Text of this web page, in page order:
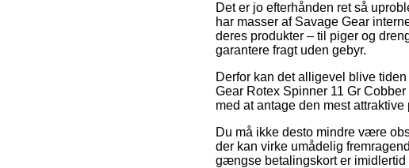
Det er jo efterhånden ret så
har masser af Savage Gear
deres produkter – til piger og
garantere fragt uden gebyr.
Derfor kan det alligevel blive
Gear Rotex Spinner 11 Gr
med at antage den mest attraktive
Du må ikke desto mindre være
der kan virke umådelig
gængse betalingskort er imidlertid